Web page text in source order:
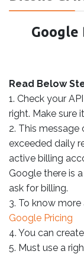
Google
Read Below
1. Check your
right. Make sure
2. This
exceeded daily
active billing
Google there is
ask for billing.
3. To know more
Google Pricing
4. You can
5. Must use a